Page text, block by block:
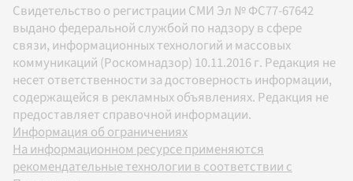
Свидетельство о регистрации СМИ Эл № ФС77-67642
выдано федеральной службой по надзору в сфере
связи, информационных технологий и массовых
коммуникаций (Роскомнадзор) 10.11.2016 г. Редакция не
несет ответственности за достоверность информации,
содержащейся в рекламных объявлениях. Редакция не
предоставляет справочной информации.
Информация об ограничениях
На информационном ресурсе применяются
рекомендательные технологии в соответствии с